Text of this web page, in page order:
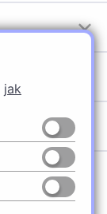
jak